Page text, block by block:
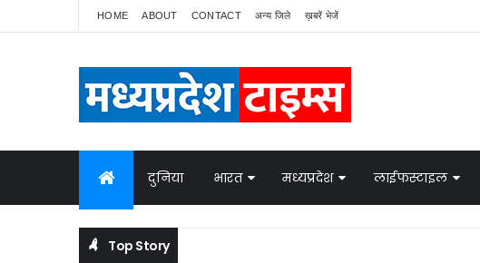
HOME ABOUT CONTACT अन्य जिले ख़बरें भेजें
दुनिया भारत मध्यप्रदेश लाईफस्टाइल
Top Story